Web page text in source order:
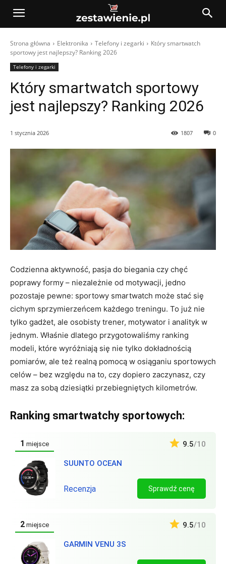
Strona główna Elektronika Telefony i zegarki
Który smartwatch
sportowy jest najlepszy? Ranking 2026
Telefony i zegarki
Który smartwatch sportowy
jest najlepszy? Ranking 2026
1 stycznia 2026 0
1807
Codzienna aktywność, pasja do biegania czy chęć
poprawy formy – niezależnie od motywacji, jedno
pozostaje pewne: sportowy smartwatch może stać się
cichym sprzymierzeńcem każdego treningu. To już nie
tylko gadżet, ale osobisty trener, motywator i analityk w
jednym. Właśnie dlatego przygotowaliśmy ranking
modeli, które wyróżniają się nie tylko dokładnością
pomiarów, ale też realną pomocą w osiąganiu sportowych
celów – bez względu na to, czy dopiero zaczynasz, czy
masz za sobą dziesiątki przebiegniętych kilometrów.
Ranking smartwatchy sportowych:
1 miejsce
SUUNTO OCEAN
9.5/10
Recenzja Sprawdź cenę
2 miejsce
GARMIN VENU 3S
9.5/10